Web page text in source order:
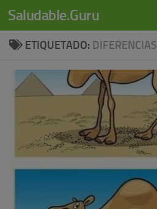
Skip to content
Saludable.Guru
ETIQUETADO: DIFERENCIAS